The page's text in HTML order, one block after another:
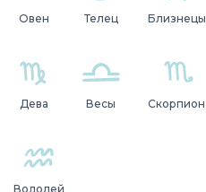
Овен Телец Близнецы
Дева Весы Скорпион
Водолей